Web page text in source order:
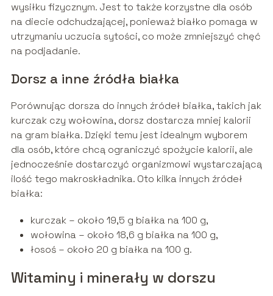
wysiłku fizycznym. Jest to także korzystne dla osób
na diecie odchudzającej, ponieważ białko pomaga w
utrzymaniu uczucia sytości, co może zmniejszyć chęć
na podjadanie.
Dorsz a inne źródła białka
Porównując dorsza do innych źródeł białka, takich jak
kurczak czy wołowina, dorsz dostarcza mniej kalorii
na gram białka. Dzięki temu jest idealnym wyborem
dla osób, które chcą ograniczyć spożycie kalorii, ale
jednocześnie dostarczyć organizmowi wystarczającą
ilość tego makroskładnika. Oto kilka innych źródeł
białka:
kurczak – około 19,5 g białka na 100 g,
wołowina – około 18,6 g białka na 100 g,
łosoś – około 20 g białka na 100 g.
Witaminy i minerały w dorszu